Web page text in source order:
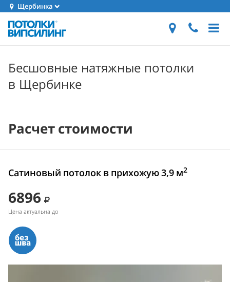
Щербинка
Бесшовные натяжные потолки
в Щербинке
Расчет стоимости
Сатиновый потолок в прихожую 3,9 м2
6896
Цена актуальна до